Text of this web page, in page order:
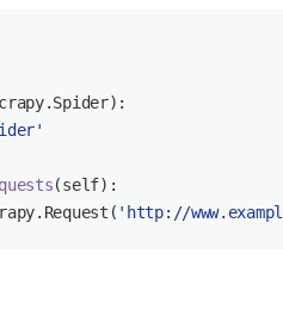
):
(self):
'http://